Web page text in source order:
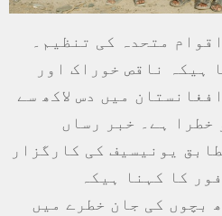
متحدہ کی تنظیم۔
ہیکہ ناقص خوراک اور
میں دس لاکھ سے
خطرا ہے۔ خبر رساں
یونیسیف کی کارگزار
کا کہنا ہیکہ
بچوں کی جان خطرے میں